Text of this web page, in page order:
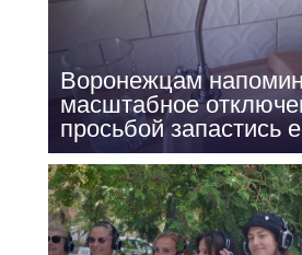
Воронежцам
масштабное
просьбой запастись